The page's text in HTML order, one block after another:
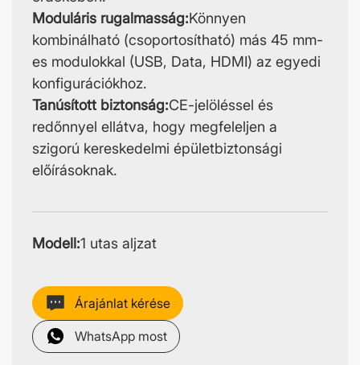
Moduláris rugalmasság:Könnyen
kombinálható (csoportosítható) más 45 mm-
es modulokkal (USB, Data, HDMI) az egyedi
konfigurációkhoz.
Tanúsított biztonság:CE-jelöléssel és
redőnnyel ellátva, hogy megfeleljen a
szigorú kereskedelmi épületbiztonsági
előírásoknak.
Modell:1 utas aljzat
Árajánlat kérése
WhatsApp most